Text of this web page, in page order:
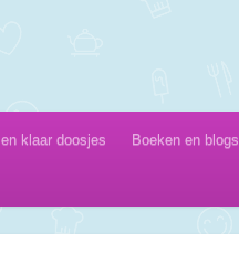
en klaar doosjes Boeken en blogs